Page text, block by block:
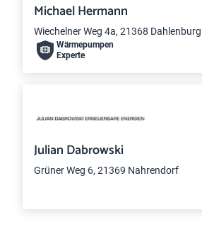
Michael Hermann
Wiechelner Weg 4a, 21368 Dahlenburg
Wärme­pumpen
Experte
Julian Dabrowski
Grüner Weg 6, 21369 Nahrendorf